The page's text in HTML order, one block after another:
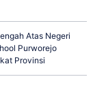
Atas Negeri
Purworejo
Provinsi